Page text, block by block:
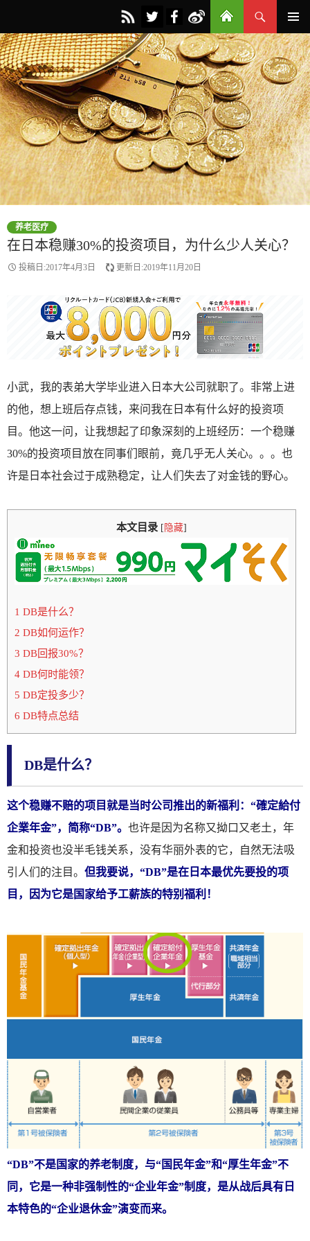
索
主菜单
跳
至
正
文
养老医疗
在日本稳赚30%的投资项目，为什么少人关心？
投稿日:2017年4月3日 更新日:2019年11月20日
小武，我的表弟大学毕业进入日本大公司就职了。非常上进
的他，想上班后存点钱，来问我在日本有什么好的投资项
目。他这一问，让我想起了印象深刻的上班经历：一个稳赚
30%的投资项目放在同事们眼前，竟几乎无人关心。。。也
许是日本社会过于成熟稳定，让人们失去了对金钱的野心。
本文目录 [ 隐藏]
1 DB是什么？
2 DB如何运作？
3 DB回报30%？
4 DB何时能领？
5 DB定投多少？
6 DB特点总结
DB是什么？
这个稳赚不赔的项目就是当时公司推出的新福利：“確定給付
企業年金”，简称“DB”。 也许是因为名称又拗口又老土，年
金和投资也没半毛钱关系，没有华丽外表的它，自然无法吸
引人们的注目。 但我要说，“DB”是在日本最优先要投的项
目，因为它是国家给予工薪族的特别福利！
“DB”不是国家的养老制度，与“国民年金”和“厚生年金”不
同，它是一种非强制性的“企业年金”制度，是从战后具有日
本特色的“企业退休金”演变而来。